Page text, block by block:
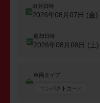
出発日時
2026年08月07日 (金)
返却日時
2026年08月08日 (土)
車両タイプ
コンパクトカー